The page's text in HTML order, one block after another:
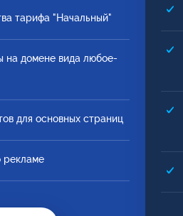
тарифа "Начальный"
на домене вида любое-
для основных страниц
рекламе